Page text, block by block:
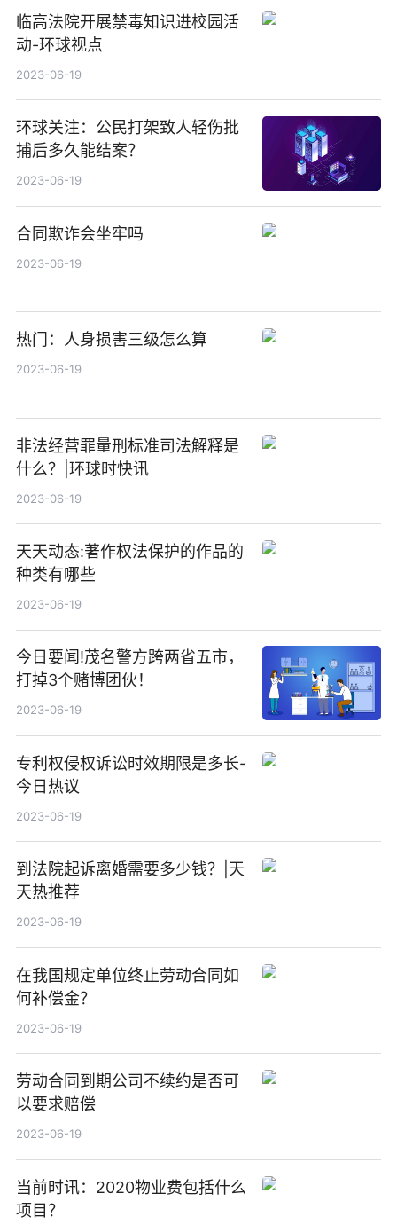
临高法院开展禁毒知识进校园活
动-环球视点
2023-06-19
环球关注：公民打架致人轻伤批
捕后多久能结案？
2023-06-19
合同欺诈会坐牢吗
2023-06-19
热门：人身损害三级怎么算
2023-06-19
非法经营罪量刑标准司法解释是
什么？|环球时快讯
2023-06-19
天天动态:著作权法保护的作品的
种类有哪些
2023-06-19
今日要闻!茂名警方跨两省五市，
打掉3个赌博团伙！
2023-06-19
专利权侵权诉讼时效期限是多长-
今日热议
2023-06-19
到法院起诉离婚需要多少钱？|天
天热推荐
2023-06-19
在我国规定单位终止劳动合同如
何补偿金？
2023-06-19
劳动合同到期公司不续约是否可
以要求赔偿
2023-06-19
当前时讯：2020物业费包括什么
项目？